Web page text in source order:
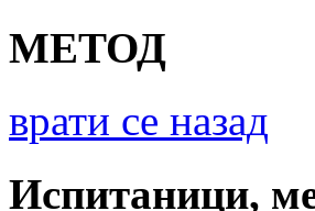
МЕТОД
врати се назад
Испитаници,